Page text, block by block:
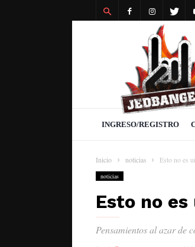
INGRESO/REGISTRO
Inicio noticias Esto no es
noticias
Esto no
Pensamientos al azar de